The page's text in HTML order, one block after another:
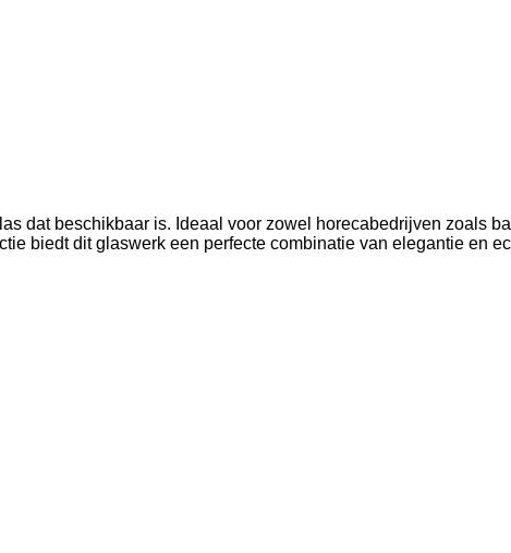
dat beschikbaar is. Ideaal voor zowel horecabedrijven zoals
biedt dit glaswerk een perfecte combinatie van elegantie en